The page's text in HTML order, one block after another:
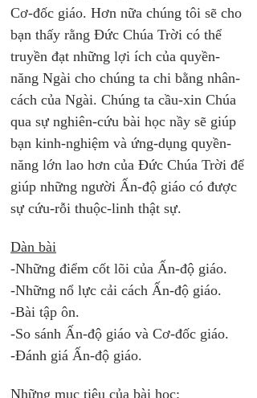
Cơ-đốc giáo. Hơn nữa chúng tôi sẽ cho
bạn thấy rằng Đức Chúa Trời có thể
truyền đạt những lợi ích của quyền-
năng Ngài cho chúng ta chi bằng nhân-
cách của Ngài. Chúng ta cầu-xin Chúa
qua sự nghiên-cứu bài học nầy sẽ giúp
bạn kinh-nghiệm và ứng-dụng quyền-
năng lớn lao hơn của Đức Chúa Trời để
giúp những người Ấn-độ giáo có được
sự cứu-rỗi thuộc-linh thật sự.
Dàn bài
-Những điểm cốt lõi của Ấn-độ giáo.
-Những nổ lực cải cách Ấn-độ giáo.
-Bài tập ôn.
-So sánh Ấn-độ giáo và Cơ-đốc giáo.
-Đánh giá Ấn-độ giáo.
Những mục tiêu của bài học: